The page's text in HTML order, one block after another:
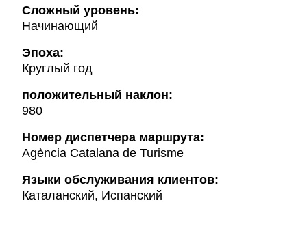
Сложный уровень:
Начинающий
Эпоха:
Круглый год
положительный наклон:
980
Hомер диспетчера маршрута:
Agència Catalana de Turisme
Языки обслуживания клиентов:
Каталанский, Испанский